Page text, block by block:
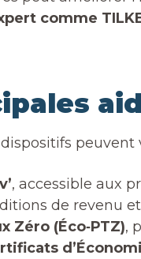
comme
peuvent
, accessible aux
de revenu
Zéro (Éco‑PTZ),